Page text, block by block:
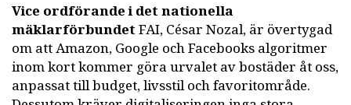
Vice ordförande i det nationella
mäklarförbundetFAI, César Nozal, är övertygad
om att Amazon, Google och Facebooks algoritmer
inom kort kommer göra urvalet av bostäder åt oss,
anpassat till budget, livsstil och favoritområde.